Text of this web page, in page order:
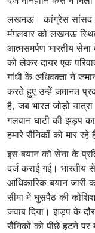
लखनऊ। कांग्रेस सांसद
मंगलवार को लखनऊ
आत्मसमर्पण भारतीय
को लेकर दायर एक
गांधी के अधिवक्ता ने
करते हुए उन्हें जमानत
है, जब भारत जोड़ो
गलवान घाटी की झड़प
हमारे सैनिकों को मार
इस बयान को सेना के
दर्ज कराई गई।
आधिकारिक बयान जारी
सीमा में घुसपैठ की
जवाब दिया। झड़प के
सैनिकों को पीछे हटने पर